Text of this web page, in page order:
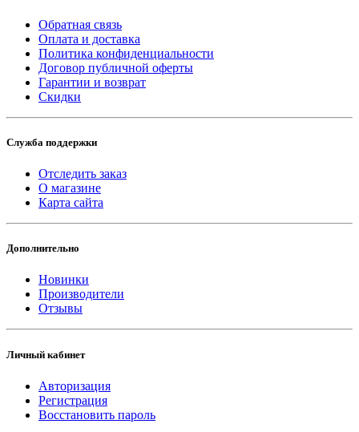
Обратная связь
Оплата и доставка
Политика конфиденциальности
Договор публичной оферты
Гарантии и возврат
Скидки
Служба поддержки
Отследить заказ
О магазине
Карта сайта
Дополнительно
Новинки
Производители
Отзывы
Личный кабинет
Авторизация
Регистрация
Восстановить пароль